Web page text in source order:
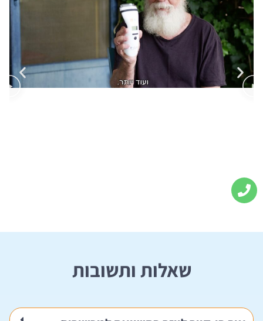
שאלות ותשובות